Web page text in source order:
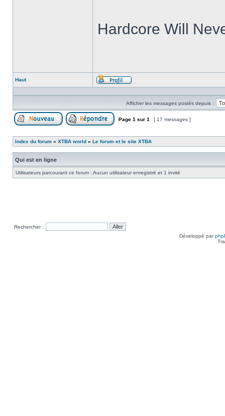
Hardcore Will
Haut
Profil
Afficher les messages postés depuis :
Page 1 sur 1 [ 17 messages ]
Index du forum » XTBA world » Le forum et le site XTBA
Qui est en ligne
Utilisateurs parcourant ce forum : Aucun utilisateur enregistré et 1 invité
Rechercher :
Développé par